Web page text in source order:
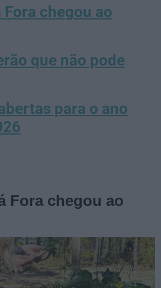
Fora chegou ao
que não pode
para o ano
Fora chegou ao